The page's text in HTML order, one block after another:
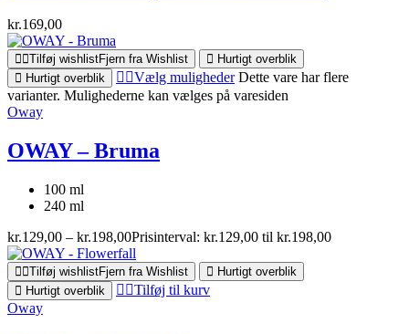
kr.169,00
Tilføj wishlistFjern fra Wishlist
Hurtigt overblik
Hurtigt overblik
Vælg muligheder Dette vare har flere
varianter. Mulighederne kan vælges på varesiden
Oway
OWAY – Bruma
100 ml
240 ml
kr.129,00 – kr.198,00Prisinterval: kr.129,00 til kr.198,00
Tilføj wishlistFjern fra Wishlist
Hurtigt overblik
Hurtigt overblik
Tilføj til kurv
Oway